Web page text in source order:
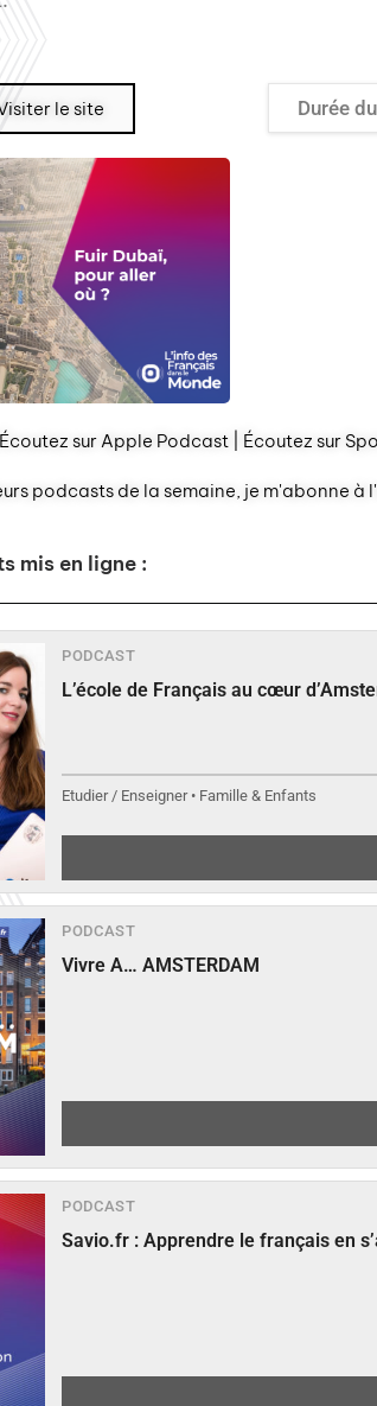
le site Durée
sur Apple Podcast | Écoutez sur
podcasts de la semaine, je m'abonne
mis en ligne :
PODCAST
L’école de Français au cœur
Etudier / Enseigner • Famille & Enfants
PODCAST
Vivre A… AMSTERDAM
PODCAST
Savio.fr : Apprendre le français en